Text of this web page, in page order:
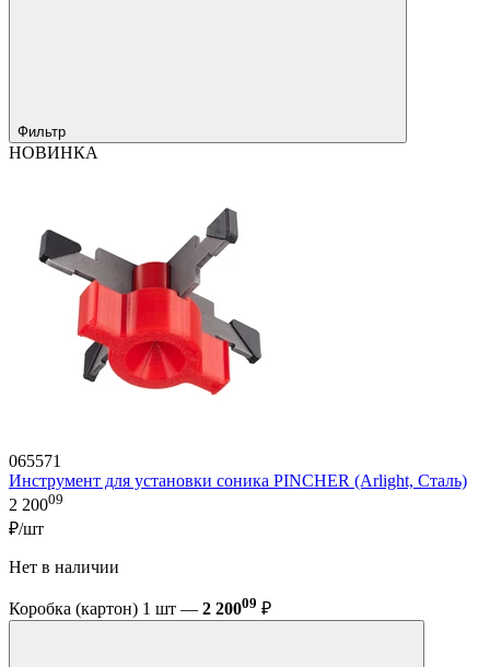
Фильтр
НОВИНКА
065571
Инструмент для установки соника PINCHER (Arlight, Сталь)
2 20009
₽/шт
Нет в наличии
Коробка (картон) 1 шт — 2 20009 ₽